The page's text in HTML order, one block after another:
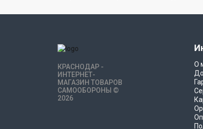
КРАСНОДАР -
ИНТЕРНЕТ-
МАГАЗИН ТОВАРОВ
САМООБОРОНЫ ©
2026
О